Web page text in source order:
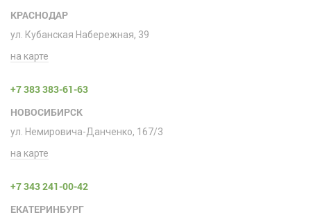
КРАСНОДАР
ул. Кубанская Набережная, 39
на карте
+7 383 383-61-63
НОВОСИБИРСК
ул. Немировича-Данченко, 167/3
на карте
+7 343 241-00-42
ЕКАТЕРИНБУРГ